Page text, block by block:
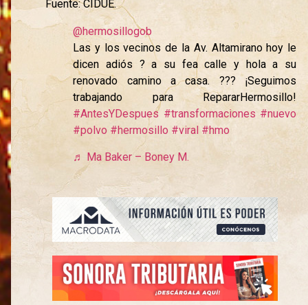
Fuente: CIDUE.
@hermosillogob
Las y los vecinos de la Av. Altamirano hoy le
dicen adiós ? a su fea calle y hola a su
renovado camino a casa. ??? ¡Seguimos
trabajando para RepararHermosillo!
#AntesYDespues #transformaciones #nuevo
#polvo #hermosillo #viral #hmo
♬ Ma Baker – Boney M.